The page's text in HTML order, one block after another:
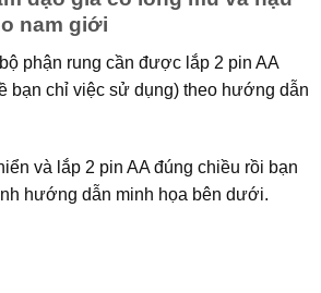
nam giới
phận rung cần được lắp 2 pin AA
bạn chỉ việc sử dụng) theo hướng dẫn
và lắp 2 pin AA đúng chiều rồi bạn
hướng dẫn minh họa bên dưới.